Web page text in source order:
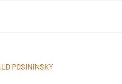
POSININSKY